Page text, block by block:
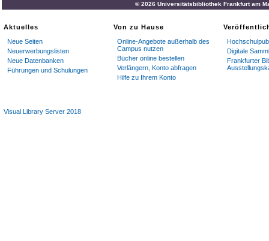
© 2026 Universitätsbibliothek Frankfurt am
Aktuelles
Neue Seiten
Neuerwerbungslisten
Neue Datenbanken
Führungen und Schulungen
Von zu Hause
Online-Angebote außerhalb des
Campus nutzen
Bücher online bestellen
Verlängern, Konto abfragen
Hilfe zu Ihrem Konto
Digitale
Frankfurter
Visual Library Server 2018